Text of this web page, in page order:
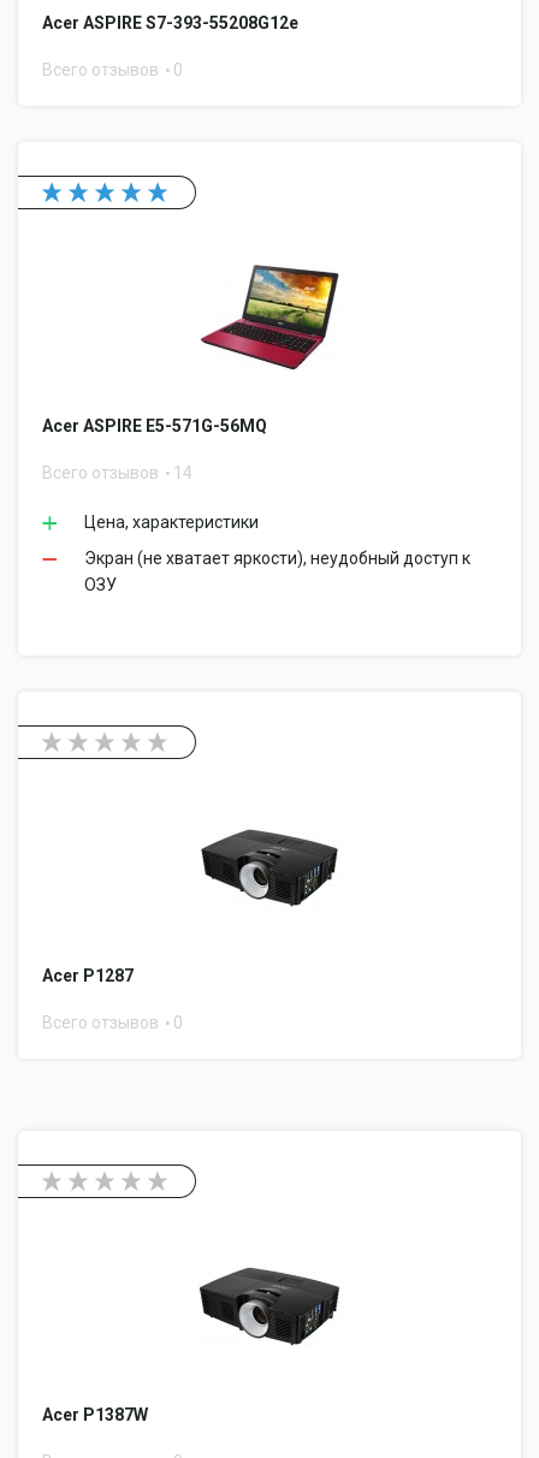
Acer ASPIRE S7-393-55208G12e
Всего отзывов 0
Acer ASPIRE E5-571G-56MQ
Всего отзывов 14
Цена, характеристики
Экран (не хватает яркости), неудобный доступ к
ОЗУ
Acer P1287
Всего отзывов 0
Acer P1387W